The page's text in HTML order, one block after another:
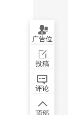
广告位
投稿
评论
顶部